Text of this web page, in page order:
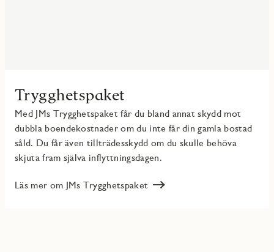
Trygghetspaket
Med JMs Trygghetspaket får du bland annat skydd mot
dubbla boendekostnader om du inte får din gamla bostad
såld. Du får även tillträdesskydd om du skulle behöva
skjuta fram själva inflyttningsdagen.
Läs mer om JMs Trygghetspaket